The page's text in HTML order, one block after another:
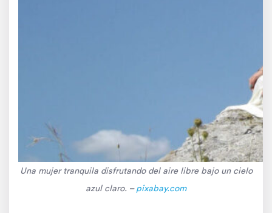
Una mujer tranquila disfrutando del aire libre bajo un cielo
azul claro. – pixabay.com